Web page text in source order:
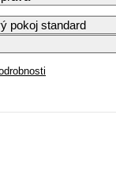
5 6 7
7 830 7 830 7 830
pokoj standard